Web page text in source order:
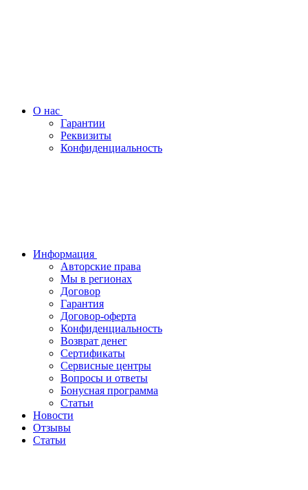
О нас
Гарантии
Реквизиты
Конфиденциальность
Информация
Авторские права
Мы в регионах
Договор
Гарантия
Договор-оферта
Конфиденциальность
Возврат денег
Сертификаты
Сервисные центры
Вопросы и ответы
Бонусная программа
Статьи
Новости
Отзывы
Статьи